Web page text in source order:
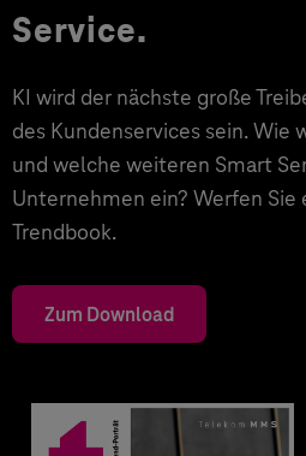
Service.
KI wird der nächste große
des Kundenservices sein. Wie
und welche weiteren Smart
Unternehmen ein? Werfen Sie
Trendbook.
Zum Download